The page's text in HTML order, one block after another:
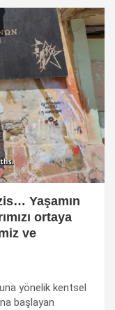
Yaşamın
ortaya
ve
yönelik kentsel
başlayan